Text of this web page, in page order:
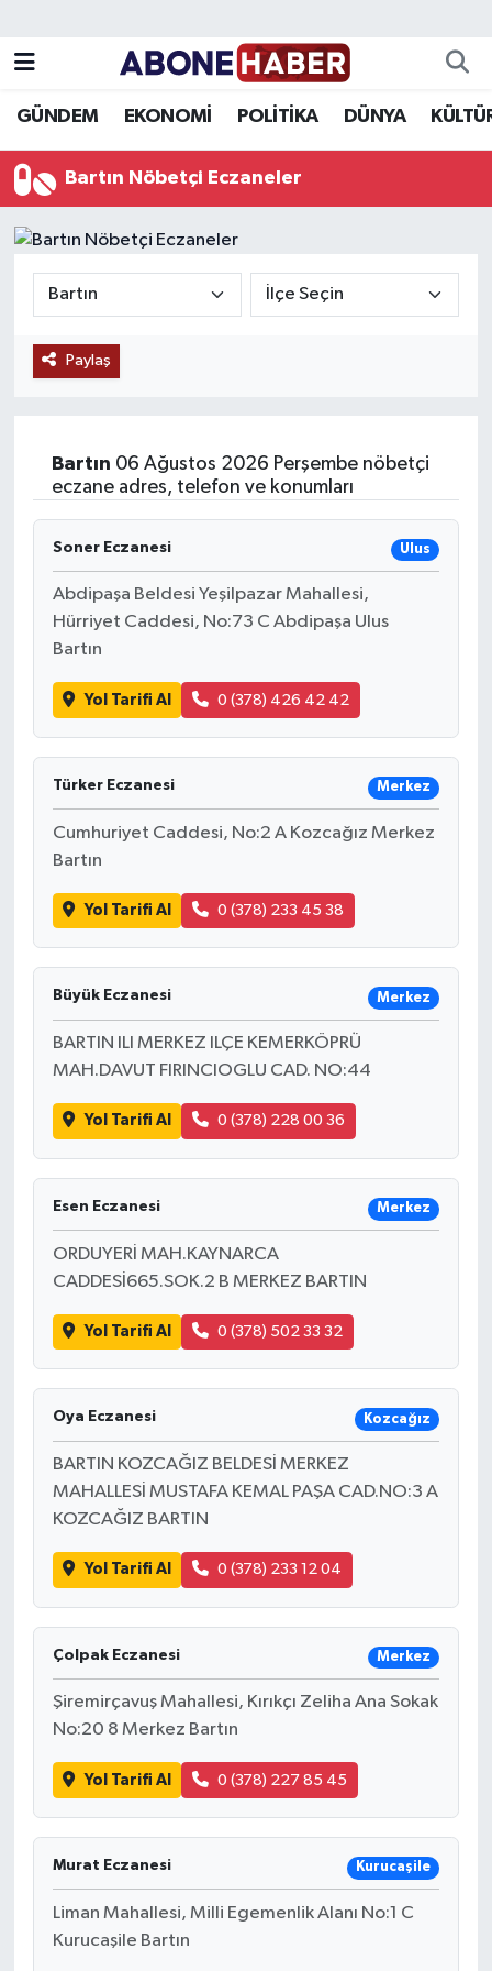
GÜNDEM EKONOMİ POLİTİKA DÜNYA
Bartın Nöbetçi Eczaneler
Paylaş
Bartın 06 Ağustos 2026 Perşembe nöbetçi
eczane adres, telefon ve konumları
Soner Eczanesi Ulus
Abdipaşa Beldesi Yeşilpazar Mahallesi,
Hürriyet Caddesi, No:73 C Abdipaşa Ulus
Bartın
Yol Tarifi Al 0 (378) 426 42 42
Türker Eczanesi Merkez
Cumhuriyet Caddesi, No:2 A Kozcağız Merkez
Bartın
Yol Tarifi Al 0 (378) 233 45 38
Büyük Eczanesi Merkez
BARTIN ILI MERKEZ ILÇE KEMERKÖPRÜ
MAH.DAVUT FIRINCIOGLU CAD. NO:44
Yol Tarifi Al 0 (378) 228 00 36
Esen Eczanesi Merkez
ORDUYERİ MAH.KAYNARCA
CADDESİ665.SOK.2 B MERKEZ BARTIN
Yol Tarifi Al 0 (378) 502 33 32
Oya Eczanesi Kozcağız
BARTIN KOZCAĞIZ BELDESİ MERKEZ
MAHALLESİ MUSTAFA KEMAL PAŞA CAD.NO:3 A
KOZCAĞIZ BARTIN
Yol Tarifi Al 0 (378) 233 12 04
Çolpak Eczanesi Merkez
Şiremirçavuş Mahallesi, Kırıkçı Zeliha Ana Sokak
No:20 8 Merkez Bartın
Yol Tarifi Al 0 (378) 227 85 45
Murat Eczanesi Kurucaşile
Liman Mahallesi, Milli Egemenlik Alanı No:1 C
Kurucaşile Bartın
Asayiş
Çevre
Eğitim
Genel
Gündem
Haberde İnsan
Kültür Sanat
Magazin
Politika
Sağlık
Yaşam
Süper Lig Puan Durumu ve Fikstür
Son Dakika Haberleri